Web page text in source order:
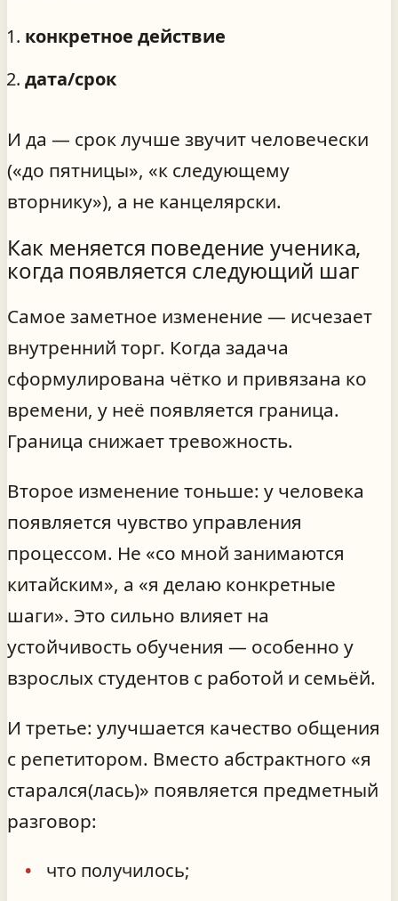
конкретное действие
дата/срок
И да — срок лучше звучит человечески
(«до пятницы», «к следующему
вторнику»), а не канцелярски.
Как меняется поведение ученика,
когда появляется следующий шаг
Самое заметное изменение — исчезает
внутренний торг. Когда задача
сформулирована чётко и привязана ко
времени, у неё появляется граница.
Граница снижает тревожность.
Второе изменение тоньше: у человека
появляется чувство управления
процессом. Не «со мной занимаются
китайским», а «я делаю конкретные
шаги». Это сильно влияет на
устойчивость обучения — особенно у
взрослых студентов с работой и семьёй.
И третье: улучшается качество общения
с репетитором. Вместо абстрактного «я
старался(лась)» появляется предметный
разговор:
что получилось;